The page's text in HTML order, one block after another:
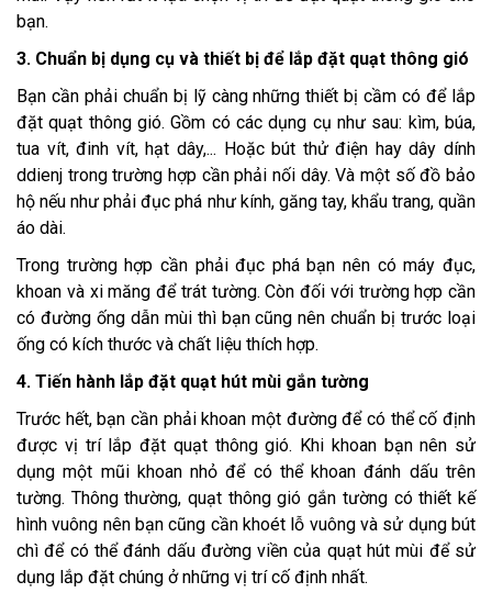
bạn.
3. Chuẩn bị dụng cụ và thiết bị để lắp đặt quạt thông gió
Bạn cần phải chuẩn bị lỹ càng những thiết bị cầm có để lắp
đặt quạt thông gió. Gồm có các dụng cụ như sau: kìm, búa,
tua vít, đinh vít, hạt dây,... Hoặc bút thử điện hay dây dính
ddienj trong trường hợp cần phải nối dây. Và một số đồ bảo
hộ nếu như phải đục phá như kính, găng tay, khẩu trang, quần
áo dài.
Trong trường hợp cần phải đục phá bạn nên có máy đục,
khoan và xi măng để trát tường. Còn đối với trường hợp cần
có đường ống dẫn mùi thì bạn cũng nên chuẩn bị trước loại
ống có kích thước và chất liệu thích hợp.
4. Tiến hành lắp đặt quạt hút mùi gắn tường
Trước hết, bạn cần phải khoan một đường để có thể cố định
được vị trí lắp đặt quạt thông gió. Khi khoan bạn nên sử
dụng một mũi khoan nhỏ để có thể khoan đánh dấu trên
tường. Thông thường, quạt thông gió gắn tường có thiết kế
hình vuông nên bạn cũng cần khoét lỗ vuông và sử dụng bút
chì để có thể đánh dấu đường viền của quạt hút mùi để sử
dụng lắp đặt chúng ở những vị trí cố định nhất.